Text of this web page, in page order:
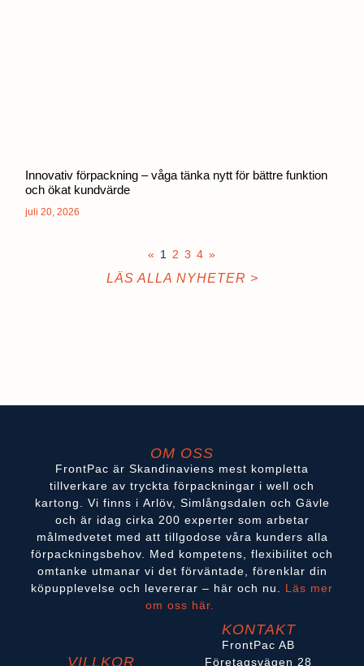
Innovativ förpackning – våga tänka nytt för bättre funktion
och ökat kundvärde
juli 20, 2026
« 1 2 3 4 »
LÄS ALLA NYHETER >
OM OSS
FrontPac är Skandinaviens mest kompletta
tillverkare av tryckta förpackningar i well och
kartong. Vi finns i Arlöv, Simlångsdalen och Gävle
och är idag cirka 200 experter som arbetar
målmedvetet med att tillgodose våra kunders alla
förpackningsbehov. Med kompetens, flexibilitet och
omtanke utmanar vi det förväntade, förenklar din
köpupplevelse och levererar – här och nu. Läs mer
om oss här.
VILLKOR
KONTAKT
FrontPac AB
Företagsvägen 28